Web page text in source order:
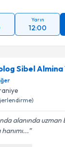
Yarın
12:00
Sibel Almina
alanında uzman